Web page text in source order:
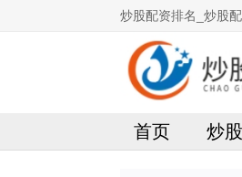
炒股配资排名_炒股
首页 炒